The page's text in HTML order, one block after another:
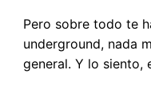
Pero sobre todo te
underground, nada
general. Y lo siento,